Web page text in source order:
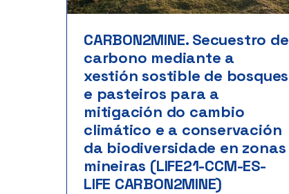
CARBON2MINE. Secuestro de
carbono mediante a
xestión sostible de bosques
e pasteiros para a
mitigación do cambio
climático e a conservación
da biodiversidade en zonas
mineiras (LIFE21-CCM-ES-
LIFE CARBON2MINE)